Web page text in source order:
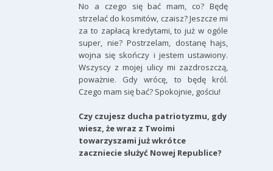
No a czego się bać mam, co? Będę
strzelać do kosmitów, czaisz? Jeszcze mi
za to zapłacą kredytami, to już w ogóle
super, nie? Postrzelam, dostanę hajs,
wojna się skończy i jestem ustawiony.
Wszyscy z mojej ulicy mi zazdroszczą,
poważnie. Gdy wrócę, to będę król.
Czego mam się bać? Spokojnie, gościu!
Czy czujesz ducha patriotyzmu, gdy
wiesz, że wraz z Twoimi
towarzyszami już wkrótce
zaczniecie służyć Nowej Republice?